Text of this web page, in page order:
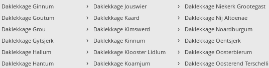
Daklekkage Ginnum
Daklekkage Goutum
Daklekkage Grou
Daklekkage Gytsjerk
Daklekkage Hallum
Daklekkage Hantum
› Daklekkage Jouswier
› Daklekkage Kaard
› Daklekkage Kimswerd
› Daklekkage Kinnum
› Daklekkage Klooster Lidlum
› Daklekkage Koarnjum
› Daklekkage Niekerk Grootegast
› Daklekkage Nij Altoenae
› Daklekkage Noardburgum
› Daklekkage Oentsjerk
› Daklekkage Oosterbierum
› Daklekkage Oosterend